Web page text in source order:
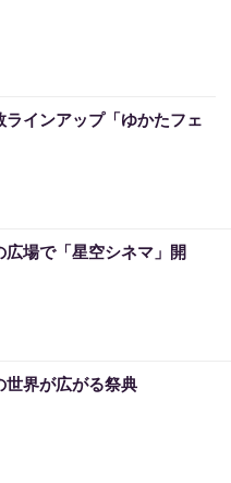
ラインアップ「ゆかたフェ
広場で「星空シネマ」開
世界が広がる祭典